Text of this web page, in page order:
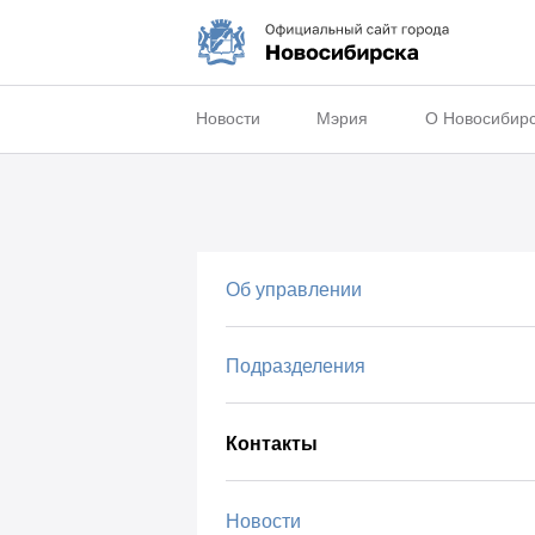
Новости Мэрия О
Об управлении
Подразделения
Контакты
Новости